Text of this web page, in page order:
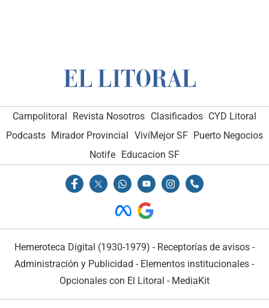
Campolitoral Revista Nosotros Clasificados CYD Litoral
Podcasts Mirador Provincial VivíMejor SF Puerto Negocios
Notife Educacion SF
Hemeroteca Digital (1930-1979) - Receptorías de avisos -
Administración y Publicidad - Elementos institucionales -
Opcionales con El Litoral - MediaKit